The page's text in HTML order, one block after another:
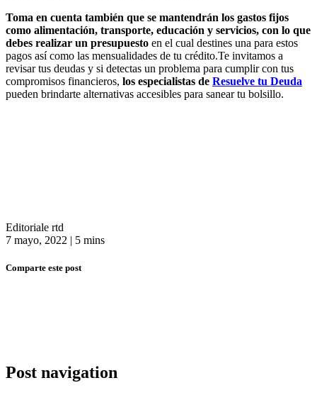
Toma en cuenta también que se mantendrán los gastos fijos
como alimentación, transporte, educación y servicios, con lo que
debes realizar un presupuesto en el cual destines una para estos
pagos así como las mensualidades de tu crédito.Te invitamos a
revisar tus deudas y si detectas un problema para cumplir con tus
compromisos financieros, los especialistas de Resuelve tu Deuda
pueden brindarte alternativas accesibles para sanear tu bolsillo.
Editoriale rtd
7 mayo, 2022 | 5 mins
Comparte este post
Post navigation